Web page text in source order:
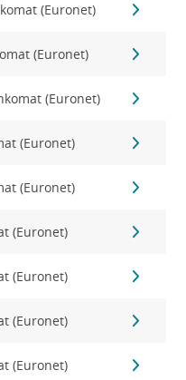
(Euronet)
(Euronet)
(Euronet)
(Euronet)
(Euronet)
(Euronet)
(Euronet)
(Euronet)
(Euronet)